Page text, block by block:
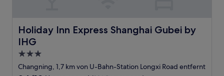
Holiday Inn Express Shanghai Gubei by
IHG
Holiday Inn Express Shanghai Gubei by IHG
3.0-
Sterne-
Changning, 1,7 km von U-Bahn-Station Longxi Road entfernt